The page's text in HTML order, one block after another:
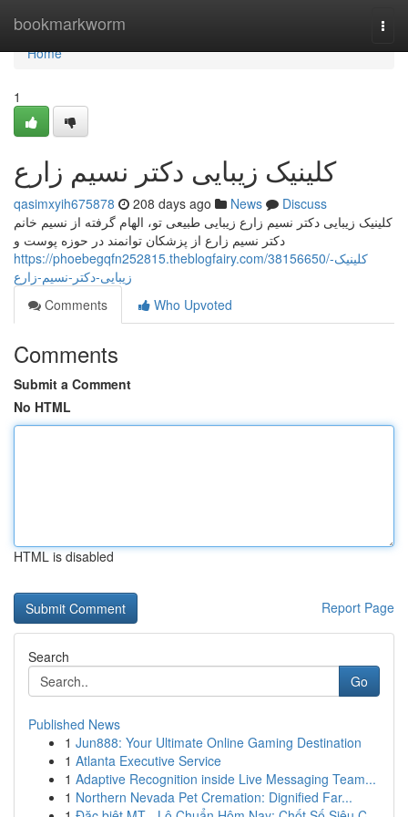
bookmarkworm
Home
Home
1
کلینیک زیبایی دکتر نسیم زارع
qasimxyih675878 208 days ago News
Discuss
کلینیک زیبایی دکتر نسیم زارع زیبایی طبیعی تو، الهام گرفته از نسیم خانم
دکتر نسیم زارع از پزشکان توانمند در حوزه پوست و
https://phoebegqfn252815.theblogfairy.com/38156650/کلینیک-
زیبایی-دکتر-نسیم-زارع
Comments
Who Upvoted
Comments
Submit a Comment
No HTML
HTML is disabled
Report Page
Search
Go
Published News
1 Jun888: Your Ultimate Online Gaming Destination
1 Atlanta Executive Service
1 Adaptive Recognition inside Live Messaging Team...
1 Northern Nevada Pet Cremation: Dignified Far...